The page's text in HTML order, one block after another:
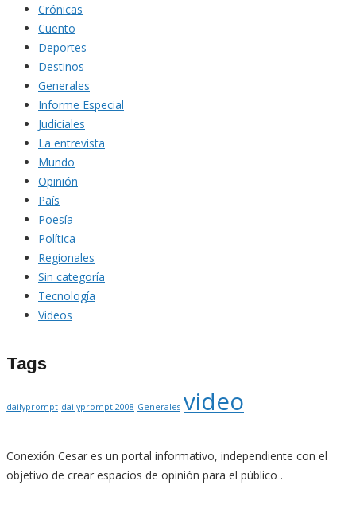
Crónicas
Cuento
Deportes
Destinos
Generales
Informe Especial
Judiciales
La entrevista
Mundo
Opinión
País
Poesía
Política
Regionales
Sin categoría
Tecnología
Videos
Tags
dailyprompt dailyprompt-2008 Generales video
Conexión Cesar es un portal informativo, independiente con el
objetivo de crear espacios de opinión para el público .